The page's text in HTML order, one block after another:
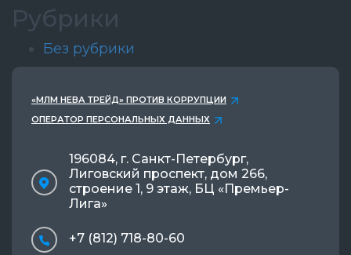
Рубрики
Без рубрики
«МЛМ НЕВА ТРЕЙД» ПРОТИВ КОРРУПЦИИ
ОПЕРАТОР ПЕРСОНАЛЬНЫХ ДАННЫХ
196084, г. Санкт-Петербург,
Лиговский проспект, дом 266,
строение 1, 9 этаж, БЦ «Премьер-
Лига»
+7 (812) 718-80-60